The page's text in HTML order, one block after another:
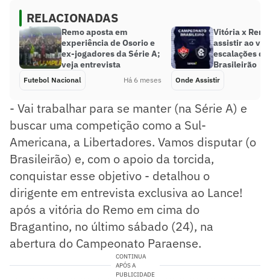
RELACIONADAS
Remo aposta em
experiência de Osorio e
ex-jogadores da Série A;
veja entrevista
Futebol Nacional Há 6 meses
Vitória x
assistir ao
escalações
Brasileirão
Onde Assistir
- Vai trabalhar para se manter (na Série A) e
buscar uma competição como a Sul-
Americana, a Libertadores. Vamos disputar (o
Brasileirão) e, com o apoio da torcida,
conquistar esse objetivo - detalhou o
dirigente em entrevista exclusiva ao Lance!
após a vitória do Remo em cima do
Bragantino, no último sábado (24), na
abertura do Campeonato Paraense.
CONTINUA
APÓS A
PUBLICIDADE